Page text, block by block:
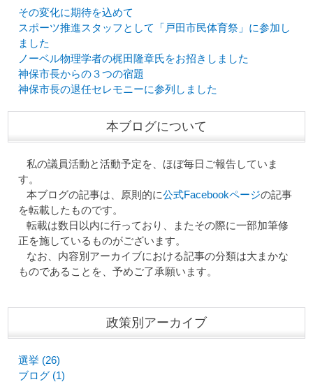
その変化に期待を込めて
スポーツ推進スタッフとして「戸田市民体育祭」に参加し
ました
ノーベル物理学者の梶田隆章氏をお招きしました
神保市長からの３つの宿題
神保市長の退任セレモニーに参列しました
本ブログについて
私の議員活動と活動予定を、ほぼ毎日ご報告していま
す。
本ブログの記事は、原則的に公式Facebookページの記事
を転載したものです。
転載は数日以内に行っており、またその際に一部加筆修
正を施しているものがございます。
なお、内容別アーカイブにおける記事の分類は大まかな
ものであることを、予めご了承願います。
政策別アーカイブ
選挙 (26)
ブログ (1)